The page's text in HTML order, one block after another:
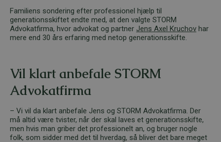
Familiens sondering efter professionel hjælp til
generationsskiftet endte med, at den valgte STORM
Advokatfirma, hvor advokat og partner Jens Axel Kruchov har
mere end 30 års erfaring med netop generationsskifte.
Vil klart anbefale STORM
Advokatfirma
– Vi vil da klart anbefale Jens og STORM Advokatfirma. Der
må altid være tvister, når der skal laves et generationsskifte,
men hvis man griber det professionelt an, og bruger nogle
folk, som sidder med det til hverdag, så bliver det bare meget